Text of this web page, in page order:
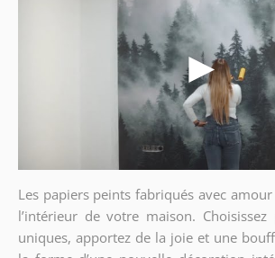
Les papiers peints fabriqués avec
l’intérieur de votre maison.
uniques, apportez de la joie et une